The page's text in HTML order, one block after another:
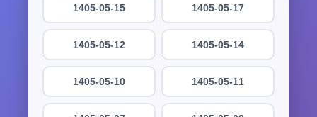
1405-05-17
1405-05-15
1405-05-14
1405-05-12
1405-05-11
1405-05-10